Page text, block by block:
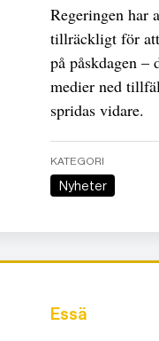
Regeringen har
tillräckligt för att
på påskdagen –
medier ned
spridas vidare.
KATEGORI
Nyheter
Essä